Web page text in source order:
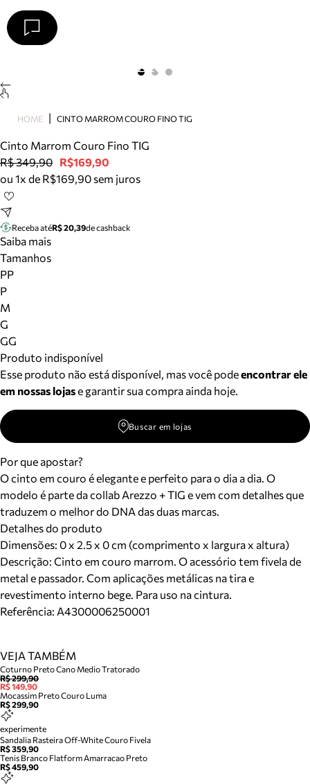
Papete
Scarpin
Mocassim
Bolsa
Tênis
Mule
Rasteira
Arezzo
HOME CINTO MARROM COURO FINO TIG
Cinto Marrom Couro Fino TIG
R$ 349,90 R$169,90
ou 1x de R$169,90 sem juros
Receba atéR$ 20,39de cashback
Saiba mais
Tamanhos
PP
P
M
G
GG
Produto indisponível
Esse produto não está disponível, mas você podeencontrar ele
em nossas lojase garantir sua compra ainda hoje.
Buscar em lojas
Por que apostar?
O cinto em couro é elegante e perfeito para o dia a dia. O
modelo é parte da collab Arezzo + TIG e vem com detalhes que
traduzem o melhor do DNA das duas marcas.
Detalhes do produto
Dimensões: 0 x 2.5 x 0 cm (comprimento x largura x altura)
Descrição: Cinto em couro marrom. O acessório tem fivela de
metal e passador. Com aplicações metálicas na tira e
revestimento interno bege. Para uso na cintura.
Referência: A4300006250001
VEJA TAMBÉM
Coturno Preto Cano Medio Tratorado
R$ 299,90
R$ 149,90
Mocassim Preto Couro Luma
R$ 299,90
experimente
Sandalia Rasteira Off-White Couro Fivela
R$ 359,90
Tenis Branco Flatform Amarracao Preto
R$ 459,90